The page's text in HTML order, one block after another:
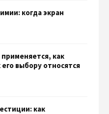
когда экран
как
выбору относятся
как